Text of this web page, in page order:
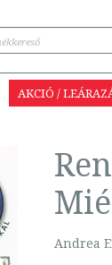
AKCIÓ /
Andrea